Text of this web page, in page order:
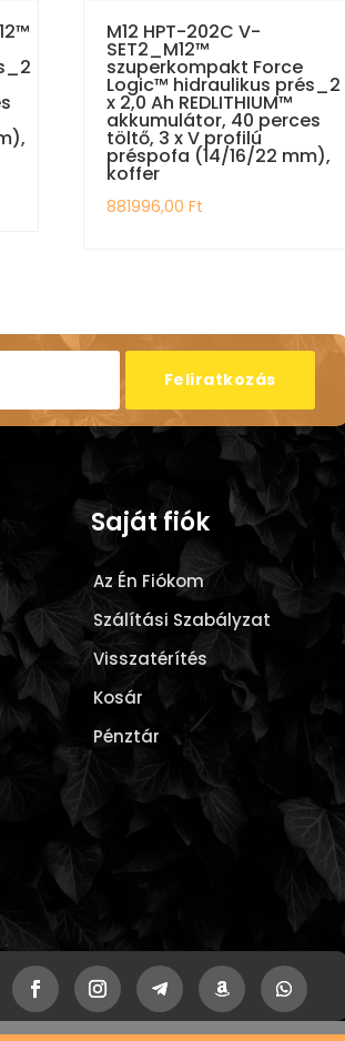
M12 HPT-202C V-
SET2_M12™
szuperkompakt Force
Logic™ hidraulikus prés_2
x 2,0 Ah REDLITHIUM™
akkumulátor, 40 perces
töltő, 3 x V profilú
préspofa (14/16/22 mm),
koffer
881996,00Ft
Feliratkozás
Saját fiók
Az Én Fiókom
Szálítási Szabályzat
Visszatérítés
Kosár
Pénztár